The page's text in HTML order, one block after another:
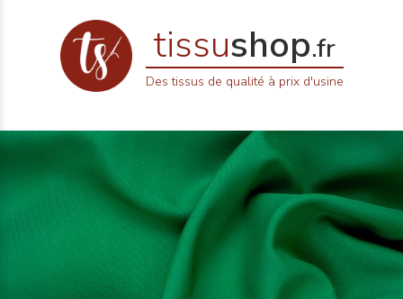
tissushop.fr
Des tissus de qualité à prix d'usine